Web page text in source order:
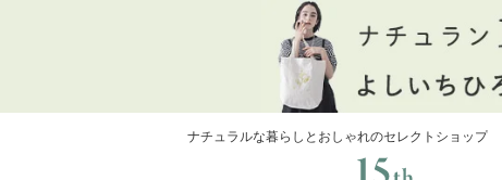
ナチュラルな暮らしとおしゃれのセレクトショップ